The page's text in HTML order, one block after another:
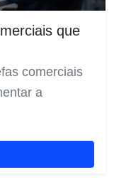
que
comerciais
a